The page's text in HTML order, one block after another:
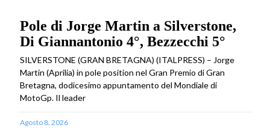
Pole di Jorge Martin a Silverstone,
Di Giannantonio 4°, Bezzecchi 5°
SILVERSTONE (GRAN BRETAGNA) (ITALPRESS) – Jorge
Martin (Aprilia) in pole position nel Gran Premio di Gran
Bretagna, dodicesimo appuntamento del Mondiale di
MotoGp. Il leader
Agosto 8, 2026